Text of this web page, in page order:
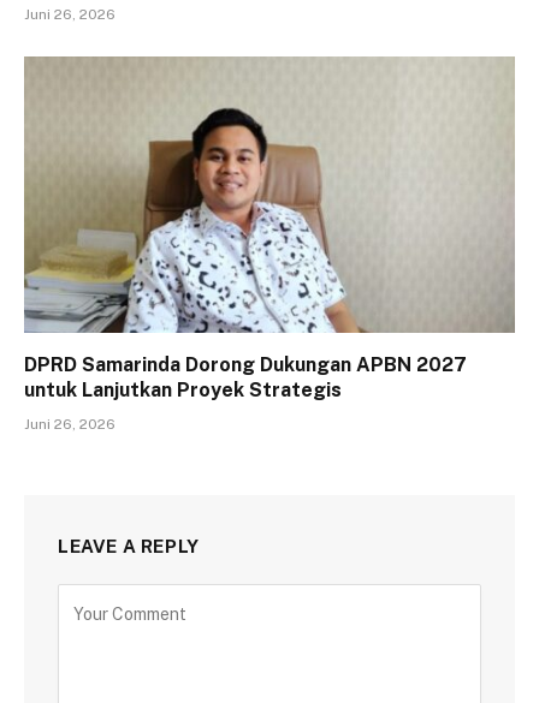
Juni 26, 2026
DPRD Samarinda Dorong Dukungan APBN 2027
untuk Lanjutkan Proyek Strategis
Juni 26, 2026
LEAVE A REPLY